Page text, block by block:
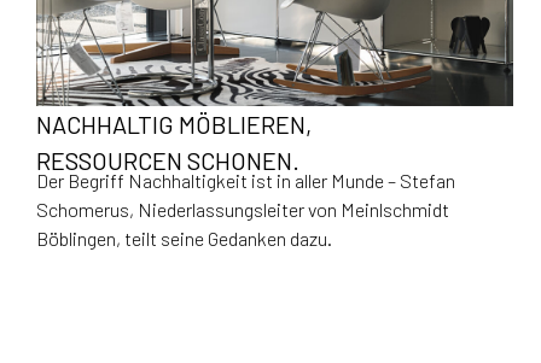
NACHHALTIG MÖBLIEREN,
RESSOURCEN SCHONEN.
Der Begriff Nachhaltigkeit ist in aller Munde – Stefan
Schomerus, Niederlassungsleiter von Meinlschmidt
Böblingen, teilt seine Gedanken dazu.